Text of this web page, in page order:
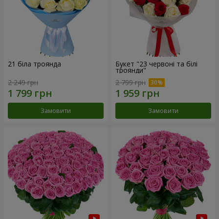
21 біла троянда
2 249 грн
Замовити
Букет "23 червоні та білі
троянди"
2 799 грн
Замовити